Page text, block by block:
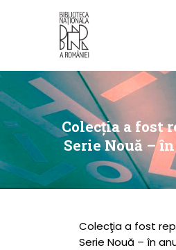
Colecţia a fost
Serie Nouă –
DESPRE NOI
PERMISUL MEU
BIBLIOTECĂ
CATALOAGE ȘI
COLECȚII
EVENIMENTE
Colecţia a fost
Serie Nouă – în